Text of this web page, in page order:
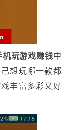
机玩游戏赚钱中
想玩哪一款都
丰富多彩又好